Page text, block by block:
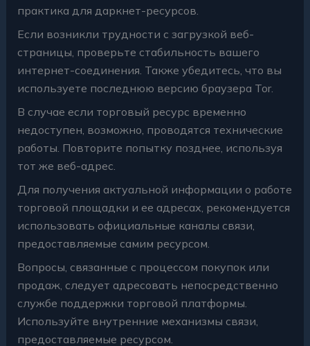
практика для даркнет-ресурсов.
Если возникли трудности с загрузкой веб-
страницы, проверьте стабильность вашего
интернет-соединения. Также убедитесь, что вы
используете последнюю версию браузера Tor.
В случае если торговый ресурс временно
недоступен, возможно, проводятся технические
работы. Повторите попытку позднее, используя
тот же веб-адрес.
Для получения актуальной информации о работе
торговой площадки и ее адресах, рекомендуется
использовать официальные каналы связи,
предоставляемые самим ресурсом.
Вопросы, связанные с процессом покупок или
продаж, следует адресовать непосредственно
службе поддержки торговой платформы.
Используйте внутренние механизмы связи,
предоставляемые ресурсом.